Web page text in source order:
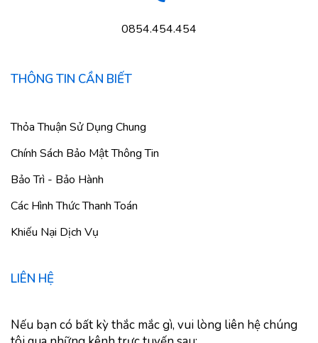
0854.454.454
THÔNG TIN CẦN BIẾT
Thỏa Thuận Sử Dụng Chung
Chính Sách Bảo Mật Thông Tin
Bảo Trì - Bảo Hành
Các Hình Thức Thanh Toán
Khiếu Nại Dịch Vụ
LIÊN HỆ
Nếu bạn có bất kỳ thắc mắc gì, vui lòng liên hệ chúng